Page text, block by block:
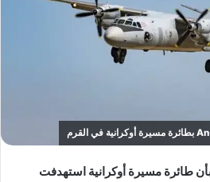
طائرة مسيرة أوكرانية استهدفت